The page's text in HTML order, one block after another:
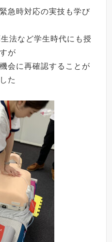
急時対応の実技も学び
法など学生時代にも授
が
会に再確認することが
た